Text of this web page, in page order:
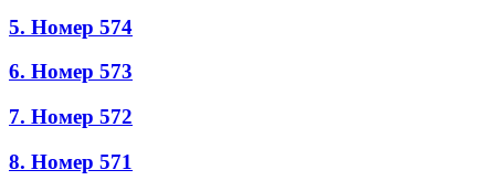
5. Номер 574
6. Номер 573
7. Номер 572
8. Номер 571